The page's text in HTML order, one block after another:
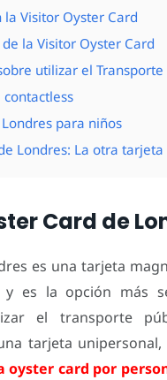
la Visitor Oyster Card
la Visitor Oyster Card
utilizar el
para niños
Londres: La otra
Card de
es una tarjeta
y es la opción más
el transporte
tarjeta unipersonal,
oyster card por